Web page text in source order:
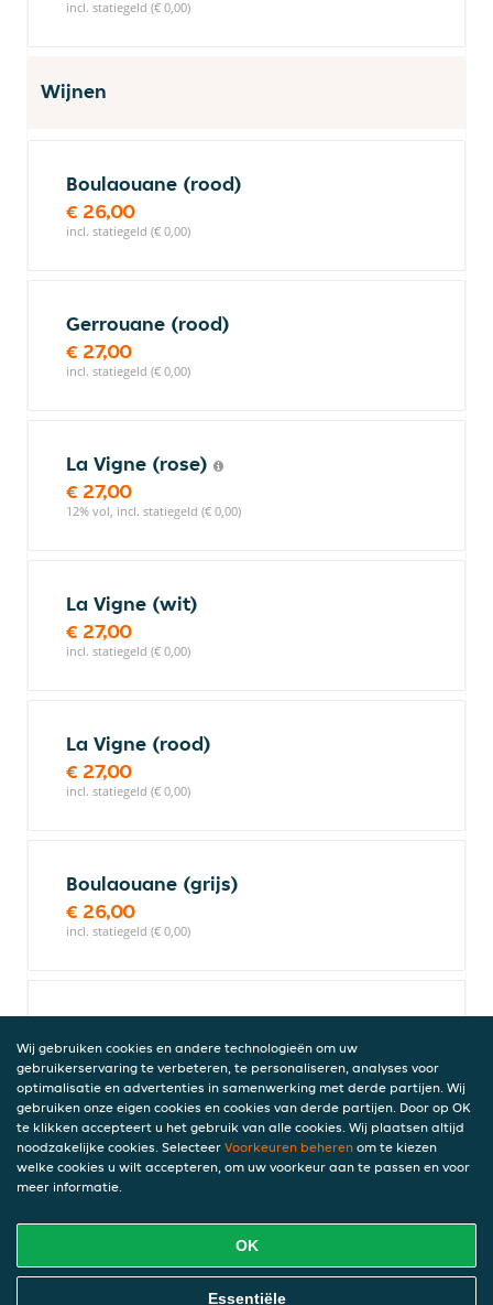
incl. statiegeld (€ 0,00)
Wijnen
Boulaouane (rood)
€ 26,00
incl. statiegeld (€ 0,00)
Gerrouane (rood)
€ 27,00
incl. statiegeld (€ 0,00)
La Vigne (rose)
€ 27,00
12% vol, incl. statiegeld (€ 0,00)
La Vigne (wit)
€ 27,00
incl. statiegeld (€ 0,00)
La Vigne (rood)
€ 27,00
incl. statiegeld (€ 0,00)
Boulaouane (grijs)
€ 26,00
incl. statiegeld (€ 0,00)
Gerrouane (grijs)
€ 27,00
incl. statiegeld (€ 0,00)
Gerrouane (wit)
€ 27,00
Online Eten Bestellen
Wij gebruiken cookies en andere technologieën om uw
gebruikerservaring te verbeteren, te personaliseren, analyses voor
optimalisatie en advertenties in samenwerking met derde partijen. Wij
gebruiken onze eigen cookies en cookies van derde partijen. Door op OK
te klikken accepteert u het gebruik van alle cookies. Wij plaatsen altijd
noodzakelijke cookies. Selecteer Voorkeuren beheren om te kiezen
welke cookies u wilt accepteren, om uw voorkeur aan te passen en voor
meer informatie.
OK
Essentiële